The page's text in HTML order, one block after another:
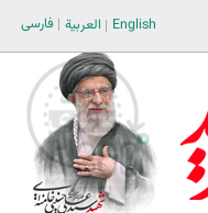
فارسی العربية English